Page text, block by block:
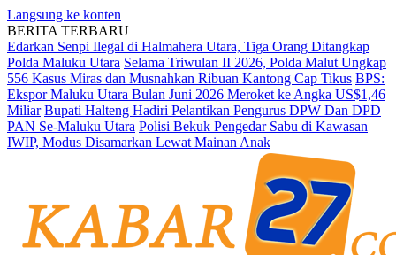
Langsung ke konten
BERITA TERBARU
Edarkan Senpi Ilegal di Halmahera Utara, Tiga Orang Ditangkap
Polda Maluku Utara Selama Triwulan II 2026, Polda Malut Ungkap
556 Kasus Miras dan Musnahkan Ribuan Kantong Cap Tikus BPS:
Ekspor Maluku Utara Bulan Juni 2026 Meroket ke Angka US$1,46
Miliar Bupati Halteng Hadiri Pelantikan Pengurus DPW Dan DPD
PAN Se-Maluku Utara Polisi Bekuk Pengedar Sabu di Kawasan
IWIP, Modus Disamarkan Lewat Mainan Anak